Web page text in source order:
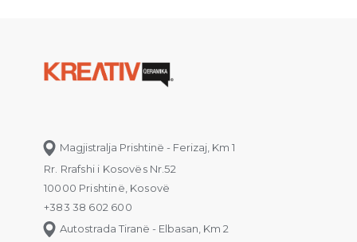
Magjistralja Prishtinë - Ferizaj, Km 1
Rr. Rrafshi i Kosovës Nr.52
10000 Prishtinë, Kosovë
+383 38 602 600
Autostrada Tiranë - Elbasan, Km 2